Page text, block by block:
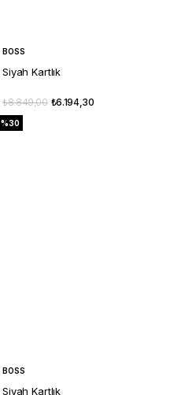
BOSS
Siyah Kartlık
₺6.194,30
₺8.849,00
%30
BOSS
Siyah Kartlık